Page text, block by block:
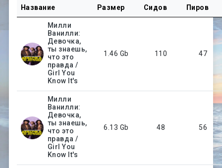
Название Размер Сидов Пиров
Милли
Ванилли:
Девочка,
ты знаешь,
что это
правда /
Girl You
Know It's
1.46 Gb 110 47
Милли
Ванилли:
Девочка,
ты знаешь,
что это
правда /
Girl You
Know It's
6.13 Gb 48 56